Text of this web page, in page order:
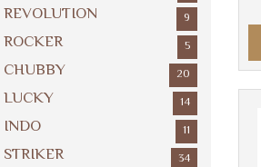
REVOLUTION 9
ROCKER 5
CHUBBY 20
LUCKY 14
INDO 11
STRIKER 34